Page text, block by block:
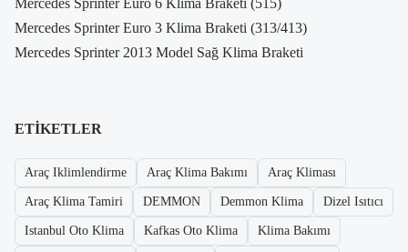
Mercedes Sprinter Euro 6 Klima Braketi (515)
Mercedes Sprinter Euro 3 Klima Braketi (313/413)
Mercedes Sprinter 2013 Model Sağ Klima Braketi
ETIKETLER
Araç Iklimlendirme Araç Klima Bakımı Araç Kliması
Araç Klima Tamiri DEMMON Demmon Klima Dizel Isıtıcı
Istanbul Oto Klima Kafkas Oto Klima Klima Bakımı